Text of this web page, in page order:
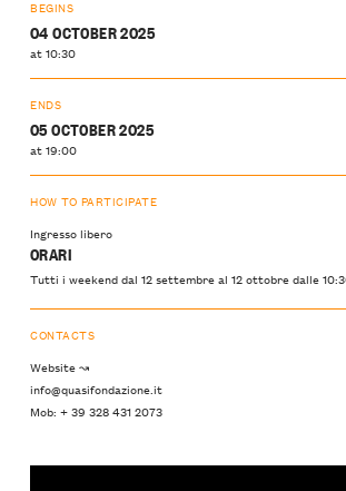
BEGINS
04 OCTOBER 2025
at 10:30
ENDS
05 OCTOBER 2025
at 19:00
HOW TO PARTICIPATE
Ingresso libero
ORARI
Tutti i weekend dal 12 settembre al 12 ottobre dalle
CONTACTS
Website ↝
info@quasifondazione.it
Mob: + 39 328 431 2073